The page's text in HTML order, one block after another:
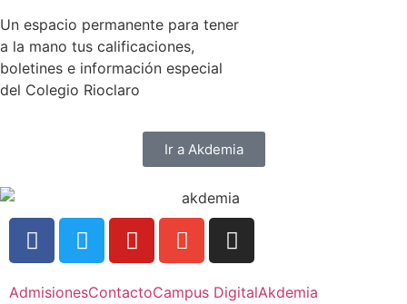
Un espacio permanente para tener
a la mano tus calificaciones,
boletines e información especial
del Colegio Rioclaro
Ir a Akdemia
AdmisionesContactoCampus DigitalAkdemia